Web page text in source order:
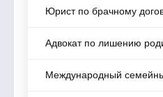
Юрист по брачному
Адвокат по лишению
Международный